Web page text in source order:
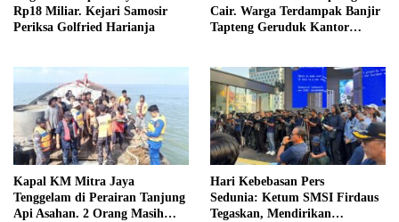
Rp18 Miliar. Kejari Samosir
Periksa Golfried Harianja
Cair. Warga Terdampak Banjir
Tapteng Geruduk Kantor
Kapal KM Mitra Jaya
Tenggelam di Perairan Tanjung
Api Asahan. 2 Orang Masih
Hari Kebebasan Pers
Sedunia: Ketum SMSI Firdaus
Tegaskan, Mendirikan